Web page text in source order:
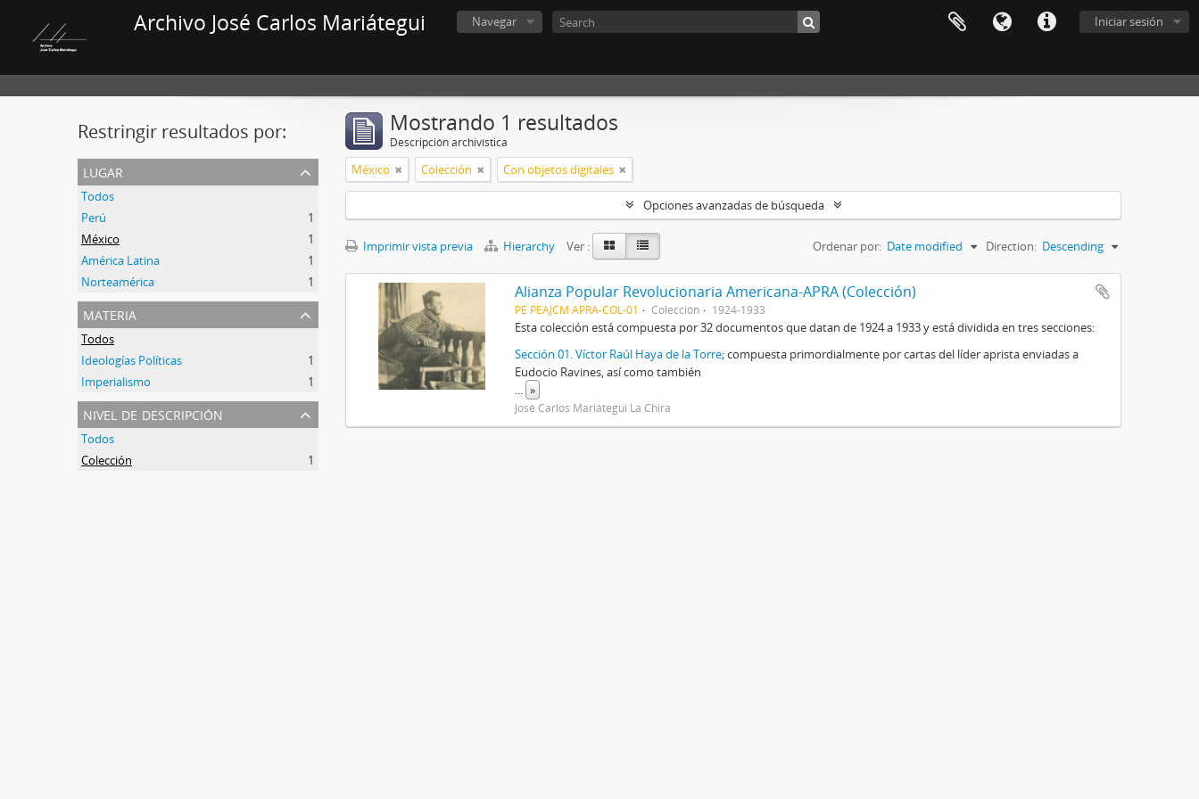
Archivo José Carlos Mariátegui Iniciar sesión
Navegar
Restringir resultados por:
lugar
Todos
Perú
1
México
1
América Latina
1
Norteamérica
1
materia
Todos
Ideologías Políticas
1
Imperialismo
1
nivel de descripción
Todos
Colección
1
Mostrando 1 resultados
Descripción archivística
México Colección Con objetos digitales
Opciones avanzadas de búsqueda
Imprimir vista previa Hierarchy Ver : Ordenar por: Date modified Direction: Descending
Alianza Popular Revolucionaria Americana-APRA (Colección)
PE PEAJCM APRA-COL-01 Colección 1924-1933
Esta colección está compuesta por 32 documentos que datan de 1924 a 1933 y está dividida en tres secciones:
Sección 01. Víctor Raúl Haya de la Torre; compuesta primordialmente por cartas del líder aprista enviadas a
Eudocio Ravines, así como también
... »
José Carlos Mariátegui La Chira